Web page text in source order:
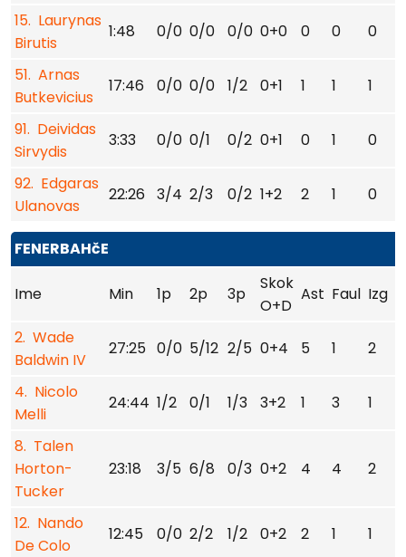
15. Laurynas
Birutis
1:48 0/0 0/0 0/0 0+0 0 0 0
51. Arnas
Butkevicius
17:46 0/0 0/0 1/2 0+1 1 1 1
91. Deividas
Sirvydis
3:33 0/0 0/1 0/2 0+1 0 1 0
92. Edgaras
Ulanovas
22:26 3/4 2/3 0/2 1+2 2 1 0
FENERBAHčE
Ime Min 1p 2p 3p
Skok
O+D
Ast Faul Izg
2. Wade
Baldwin IV
27:25 0/0 5/12 2/5 0+4 5 1 2
4. Nicolo
Melli
24:44 1/2 0/1 1/3 3+2 1 3 1
8. Talen
Horton-
Tucker
23:18 3/5 6/8 0/3 0+2 4 4 2
12. Nando
De Colo
12:45 0/0 2/2 1/2 0+2 2 1 1